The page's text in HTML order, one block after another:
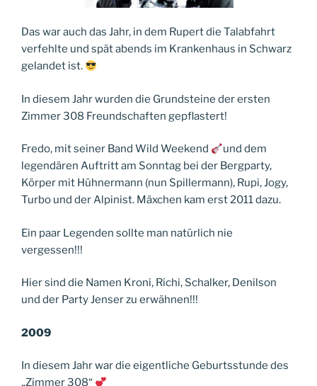
Das war auch das Jahr, in dem Rupert die Talabfahrt
verfehlte und spät abends im Krankenhaus in Schwarz
gelandet ist.
In diesem Jahr wurden die Grundsteine der ersten
Zimmer 308 Freundschaften gepflastert!
Fredo, mit seiner Band Wild Weekend
und dem
legendären Auftritt am Sonntag bei der Bergparty,
Körper mit Hühnermann (nun Spillermann), Rupi, Jogy,
Turbo und der Alpinist. Mäxchen kam erst 2011 dazu.
Ein paar Legenden sollte man natürlich nie
vergessen!!!
Hier sind die Namen Kroni, Richi, Schalker, Denilson
und der Party Jenser zu erwähnen!!!
2009
In diesem Jahr war die eigentliche Geburtsstunde des
„Zimmer 308“